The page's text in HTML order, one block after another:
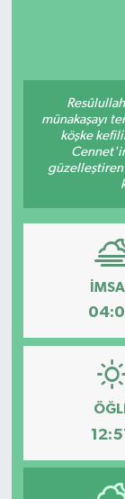
münakaşayı
köşke